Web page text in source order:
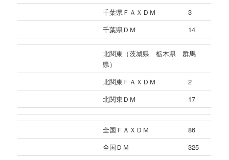
千葉県ＦＡＸＤＭ
3
千葉県ＤＭ
14
北関東（茨城県 栃木県 群馬
県）
北関東ＦＡＸＤＭ
2
北関東ＤＭ
17
全国ＦＡＸＤＭ
86
全国ＤＭ
325